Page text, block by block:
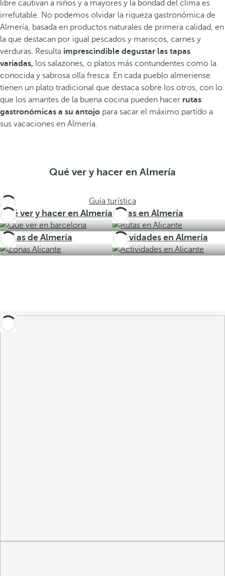
libre cautivan a niños y a mayores y la bondad del clima es
irrefutable. No podemos olvidar la riqueza gastronómica de
Almería, basada en productos naturales de primera calidad, en
la que destacan por igual pescados y mariscos, carnes y
verduras. Resulta imprescindible degustar las tapas
variadas, los salazones, o platos más contundentes como la
conocida y sabrosa olla fresca. En cada pueblo almeriense
tienen un plato tradicional que destaca sobre los otros, con lo
que los amantes de la buena cocina pueden hacer rutas
gastronómicas a su antojo para sacar el máximo partido a
sus vacaciones en Almería.
Qué ver y hacer en Almería
Guía turística
Qué ver y hacer en Almería Rutas en Almería
Zonas de Almería Actividades en Almería